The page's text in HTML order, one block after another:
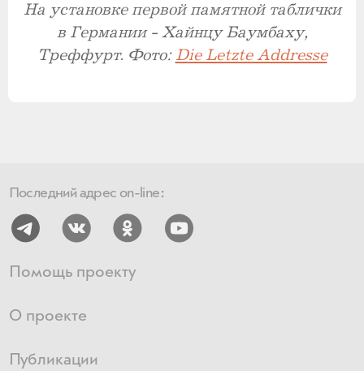
На установке первой памятной таблички
в Германии - Хайнцу Баумбаху,
Треффурт. Фото: Die Letzte Addresse
Последний адрес on-line:
Помощь проекту
О проекте
Публикации